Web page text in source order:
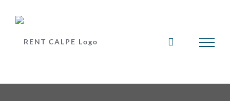
content